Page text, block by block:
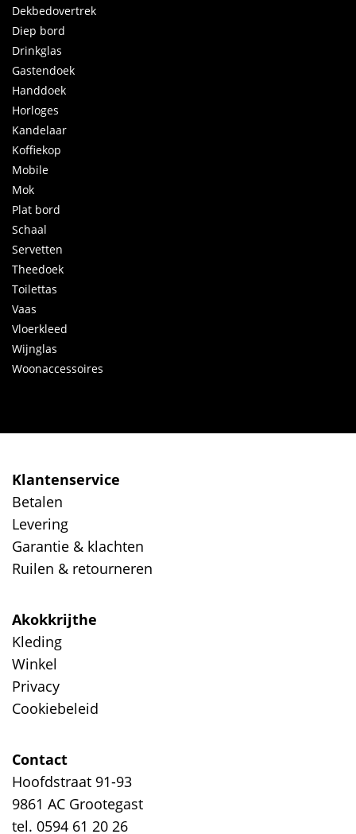
Dekbedovertrek
Diep bord
Drinkglas
Gastendoek
Handdoek
Horloges
Kandelaar
Koffiekop
Mobile
Mok
Plat bord
Schaal
Servetten
Theedoek
Toilettas
Vaas
Vloerkleed
Wijnglas
Woonaccessoires
Klantenservice
Betalen
Levering
Garantie & klachten
Ruilen & retourneren
Akokkrijthe
Kleding
Winkel
Privacy
Cookiebeleid
Contact
Hoofdstraat 91-93
9861 AC Grootegast
tel. 0594 61 20 26